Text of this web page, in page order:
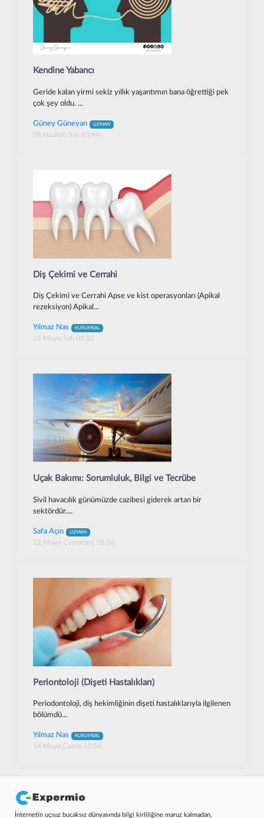
Kendine Yabancı
Geride kalan yirmi sekiz yıllık yaşantımın bana öğrettiği pek
çok şey oldu. ...
Güney Güneyan UZMAN
08 Haziran Salı 03:44
Diş Çekimi ve Cerrahi
Diş Çekimi ve Cerrahi Apse ve kist operasyonları (Apikal
rezeksiyon) Apikal...
Yılmaz Nas KURUMSAL
25 Mayıs Salı 01:52
Uçak Bakımı: Sorumluluk, Bilgi ve Tecrübe
Sivil havacılık günümüzde cazibesi giderek artan bir
sektördür....
Safa Açın UZMAN
22 Mayıs Cumartesi 18:36
Periontoloji (Dişeti Hastalıkları)
Periodontoloji, diş hekimliğinin dişeti hastalıklarıyla ilgilenen
bölümdü...
Yılmaz Nas KURUMSAL
14 Mayıs Cuma 13:54
İnternetin uçsuz bucaksız dünyasında bilgi kirliliğine maruz kalmadan,